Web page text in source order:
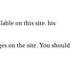
on this site. his
on the site. You should